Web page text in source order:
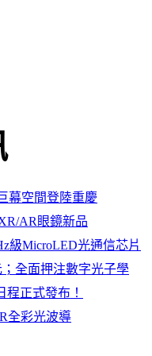
幕空間登陸重慶
AR眼鏡新品
級MicroLED光通信芯片
全面押注數字光子學
正式發布！
全彩光波導